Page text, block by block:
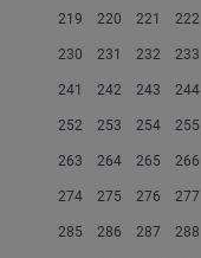
219 220 221 222
230 231 232 233
241 242 243 244
252 253 254 255
263 264 265 266
274 275 276 277
285 286 287 288